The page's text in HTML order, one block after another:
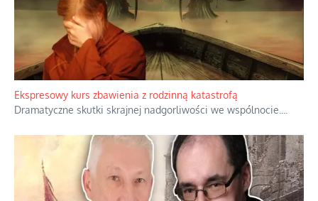
Ekspresowy kurs zbawienia z rodzinną katastrofą
Dramatyczne skutki skrajnej nadgorliwości we wspólnocie.